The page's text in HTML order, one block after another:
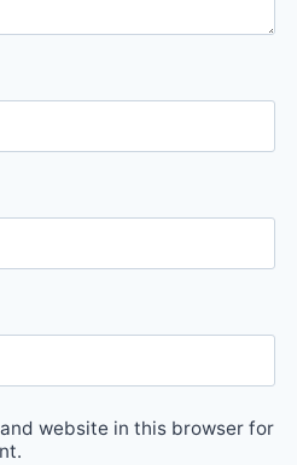
website in this browser for